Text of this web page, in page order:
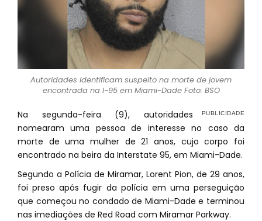
Autoridades identificam suspeito na morte de jovem
encontrada na I-95 em Miami-Dade Foto: BSO
Na segunda-feira (9), autoridades
nomearam uma pessoa de interesse no caso da
morte de uma mulher de 21 anos, cujo corpo foi
encontrado na beira da Interstate 95, em Miami-Dade.
Segundo a Polícia de Miramar, Lorent Pion, de 29 anos,
foi preso após fugir da polícia em uma perseguição
que começou no condado de Miami-Dade e terminou
nas imediações de Red Road com Miramar Parkway.